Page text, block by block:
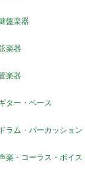
盤楽器
楽器
楽器
ター・ベース
ドラム・パーカッション
楽・コーラス・ボイス